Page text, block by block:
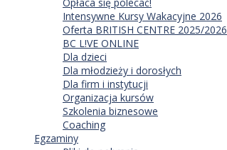
Intensywne Kursy Wakacyjne 2026
Oferta BRITISH CENTRE 2025/2026
BC L!VE ONLINE
Dla dzieci
Dla młodzieży i dorosłych
Dla firm i instytucji
Organizacja kursów
Szkolenia biznesowe
Coaching
Egzaminy